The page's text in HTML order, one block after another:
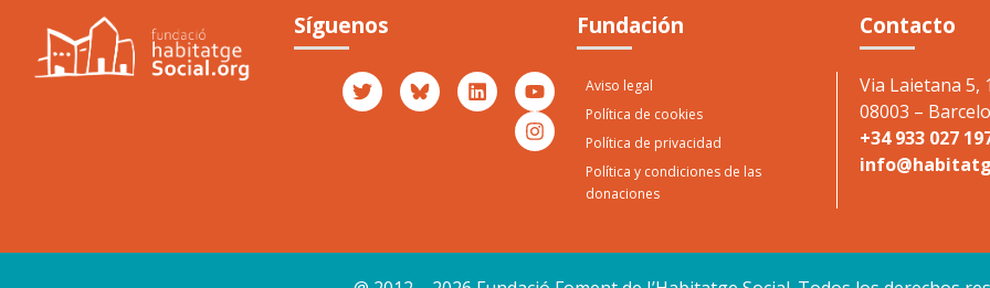
Casa
Jové
Síguenos Fundación
Aviso legal
Política de cookies
Política de privacidad
Política y condiciones de las
donaciones
Contacto
Via Laietana 5,
08003 –
+34 933 027